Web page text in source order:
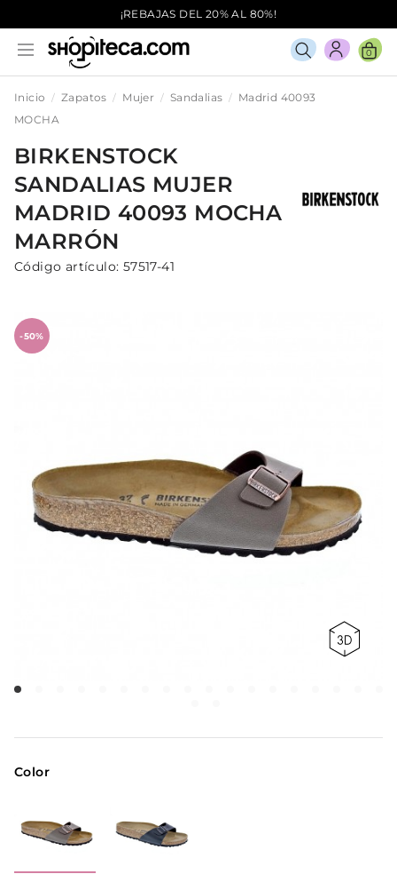
¡REBAJAS DEL 20% AL 80%!
0
Inicio Zapatos Mujer Sandalias
Madrid 40093
MOCHA
BIRKENSTOCK
SANDALIAS MUJER
MADRID 40093 MOCHA
MARRÓN
Código artículo: 57517-41
-50%
Color